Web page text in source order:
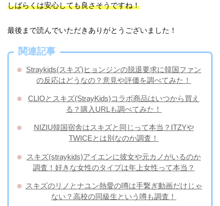
しばらくは安心しても良さそうですね！
最後まで読んでいただきありがとうございました！
関連記事
Straykids(スキズ)ヒョンジンの脱退要求に韓国ファン
の反応はどうなの？意見や評価を調べてみた！
CLIOとスキズ(StrayKids)コラボ商品はいつから買え
る？購入URLも調べてみた！
NIZIU韓国宿舎はスキズと同じって本当？ITZYや
TWICEとは別なのか調査！
スキズ(straykids)アイエンに彼女や元カノがいるのか
調査！好きな女性のタイプは年上女性って本当？
スキズのリノとナユン熱愛の噂は手繋ぎ動画だけじゃ
ない？高校の同級生という噂も調査！